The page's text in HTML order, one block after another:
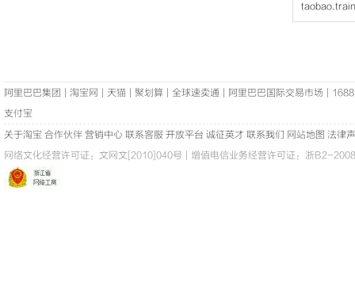
阿里巴巴集团 淘宝网 天猫 聚划算 全球速卖通 阿里巴巴国际交易市场
1688
支付宝
关于淘宝 合作伙伴 营销中心 联系客服 开放平台 诚征英才 联系我们 网站地图 法律
网络文化经营许可证： 文网文[2010]040号 增值电信业务经营许可证：浙B2-